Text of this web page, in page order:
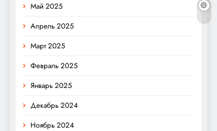
Май 2025
Апрель 2025
Март 2025
Февраль 2025
Январь 2025
Декабрь 2024
Ноябрь 2024